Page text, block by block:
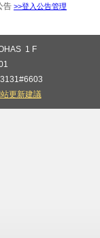
告 >>登入公告管理
1 F
更新建議